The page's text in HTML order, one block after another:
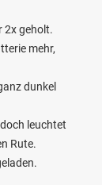
2x geholt.
mehr,
dunkel
leuchtet
Rute.